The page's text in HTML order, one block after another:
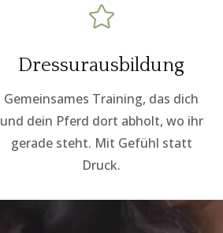

Dressurausbildung
Gemeinsames Training, das dich
und dein Pferd dort abholt, wo ihr
gerade steht. Mit Gefühl statt
Druck.